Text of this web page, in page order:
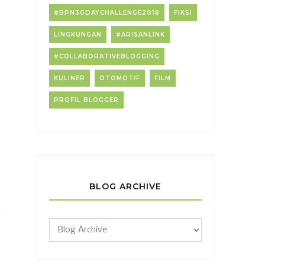
#BPN30DAYCHALLENGE2018 FIKSI
LINGKUNGAN #ARISANLINK
#COLLABORATIVEBLOGGING
KULINER OTOMOTIF FILM
PROFIL BLOGGER
BLOG ARCHIVE